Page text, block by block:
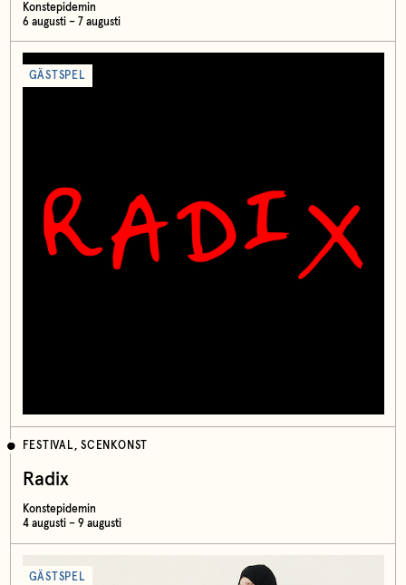
Konstepidemin
6 augusti – 7 augusti
GÄSTSPEL
FESTIVAL, SCENKONST
Radix
Konstepidemin
4 augusti – 9 augusti
GÄSTSPEL